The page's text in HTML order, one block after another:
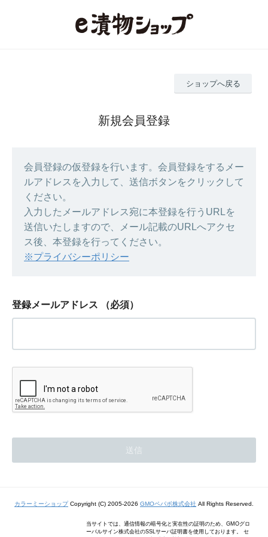
ショップへ戻る
新規会員登録
会員登録の仮登録を行います。会員登録をするメー
ルアドレスを入力して、送信ボタンをクリックして
ください。
入力したメールアドレス宛に本登録を行うURLを
送信いたしますので、メール記載のURLへアクセ
ス後、本登録を行ってください。
※プライバシーポリシー
登録メールアドレス （必須）
カラーミーショップCopyright (C) 2005-2026 GMOペパボ株式会社 All Rights Reserved.
当サイトでは、通信情報の暗号化と実在性の証明のため、GMOグロ
ーバルサイン株式会社のSSLサーバ証明書を使用しております。 セ